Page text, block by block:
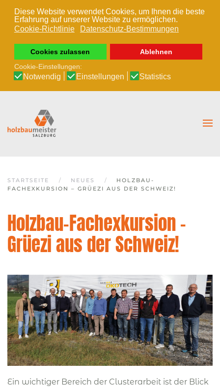
Diese Website verwendet Cookies, um Ihnen die beste
Erfahrung auf unserer Website zu ermöglichen.
Cookie-Richtlinie
Datenschutz-Bestimmungen
Cookies zulassen
Ablehnen
Cookie-Einstellungen:
Notwendig Einstellungen Statistics
Zum Hauptinhalt springen
STARTSEITE NEUES
HOLZBAU-
FACHEXKURSION – GRÜEZI AUS DER SCHWEIZ!
Holzbau-Fachexkursion –
Grüezi aus der Schweiz!
Ein wichtiger Bereich der Clusterarbeit ist der Blick